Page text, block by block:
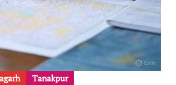
Tanakpur